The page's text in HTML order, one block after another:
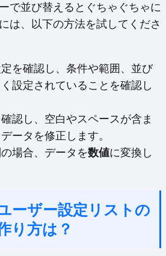
で並び替えるとぐちゃぐちゃに
は、以下の方法を試してくださ
を確認し、条件や範囲、並び
設定されていることを確認し
認し、空白やスペースが含ま
ータを修正します。
場合、データを数値に変換し
ーザー設定リストの
り方は？